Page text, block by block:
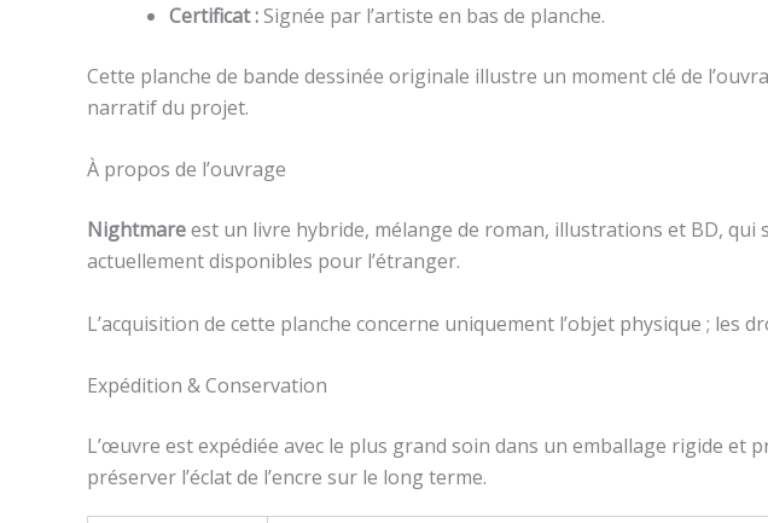
Certificat :Signée par l’artiste en bas de planche.
Cette planche de bande dessinée originale illustre un moment clé de
narratif du projet.
À propos de l’ouvrage
Nightmareest un livre hybride, mélange de roman, illustrations et BD,
actuellement disponibles pour l’étranger.
L’acquisition de cette planche concerne uniquement l’objet physique ; les
Expédition & Conservation
L’œuvre est expédiée avec le plus grand soin dans un emballage rigide
préserver l’éclat de l’encre sur le long terme.